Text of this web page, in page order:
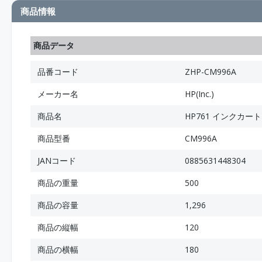
商品情報
商品データ
品番コード
ZHP-CM996A
メーカー名
HP(Inc.)
商品名
HP761 インクカー
商品型番
CM996A
JANコード
0885631448304
商品の重量
500
商品の容量
1,296
商品の縦幅
120
商品の横幅
180